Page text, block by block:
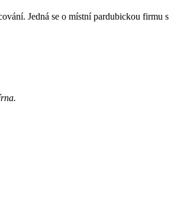
Jedná se o místní pardubickou firmu s